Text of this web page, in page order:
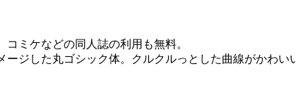
ミケなどの同人誌の利用も無料。
ジした丸ゴシック体。クルクルっとした曲線がかわい